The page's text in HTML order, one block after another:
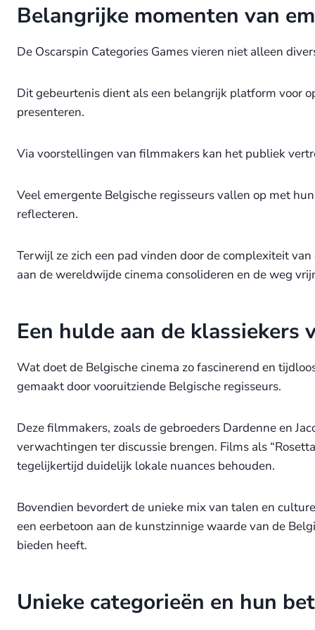
Belangrijke momenten van
De Oscarspin Categories Games vieren niet alleen
Dit gebeurtenis dient als een belangrijk platform voor
presenteren.
Via voorstellingen van filmmakers kan het publiek
Veel emergente Belgische regisseurs vallen op met
reflecteren.
Terwijl ze zich een pad vinden door de complexiteit
aan de wereldwijde cinema consolideren en de weg
Een hulde aan de
Wat doet de Belgische cinema zo fascinerend en
gemaakt door vooruitziende Belgische regisseurs.
Deze filmmakers, zoals de gebroeders Dardenne en
verwachtingen ter discussie brengen. Films als
tegelijkertijd duidelijk lokale nuances behouden.
Bovendien bevordert de unieke mix van talen en
een eerbetoon aan de kunstzinnige waarde van de
bieden heeft.
Unieke categorieën en hun